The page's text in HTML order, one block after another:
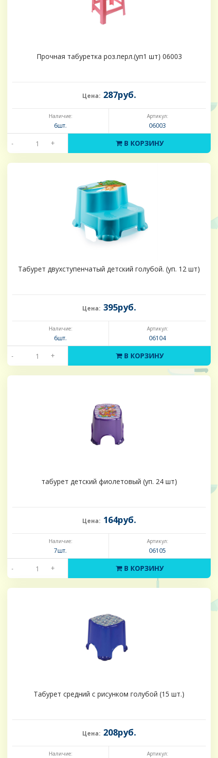
Прочная табуретка роз.перл.(уп1 шт) 06003
Цена: 287руб.
Наличие:
6шт.
Артикул:
06003
- + В КОРЗИНУ
Табурет двухступенчатый детский голубой. (уп. 12 шт)
Цена: 395руб.
Наличие:
6шт.
Артикул:
06104
- + В КОРЗИНУ
табурет детский фиолетовый (уп. 24 шт)
Цена: 164руб.
Наличие:
7шт.
Артикул:
06105
- + В КОРЗИНУ
Табурет средний с рисунком голубой (15 шт.)
Цена: 208руб.
Наличие: Артикул: